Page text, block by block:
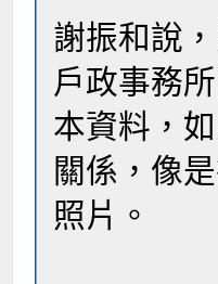
謝振和說
戶政事務
本資料，
關係，像
照片。